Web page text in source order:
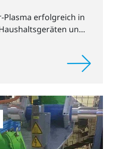
Plasma erfolgreich in
und